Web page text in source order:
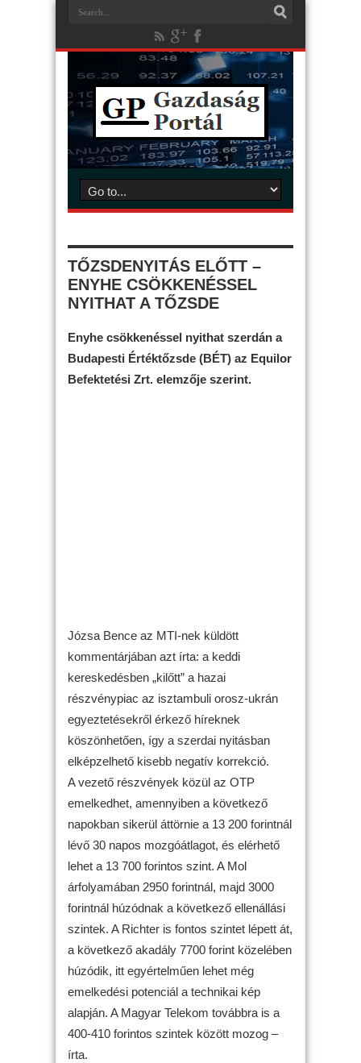
TŐZSDENYITÁS ELŐTT –
ENYHE CSÖKKENÉSSEL
NYITHAT A TŐZSDE
Enyhe csökkenéssel nyithat szerdán a
Budapesti Értéktőzsde (BÉT) az Equilor
Befektetési Zrt. elemzője szerint.
Józsa Bence az MTI-nek küldött
kommentárjában azt írta: a keddi
kereskedésben „kilőtt” a hazai
részvénypiac az isztambuli orosz-ukrán
egyeztetésekről érkező híreknek
köszönhetően, így a szerdai nyitásban
elképzelhető kisebb negatív korrekció.
A vezető részvények közül az OTP
emelkedhet, amennyiben a következő
napokban sikerül áttörnie a 13 200 forintnál
lévő 30 napos mozgóátlagot, és elérhető
lehet a 13 700 forintos szint. A Mol
árfolyamában 2950 forintnál, majd 3000
forintnál húzódnak a következő ellenállási
szintek. A Richter is fontos szintet lépett át,
a következő akadály 7700 forint közelében
húzódik, itt egyértelműen lehet még
emelkedési potenciál a technikai kép
alapján. A Magyar Telekom továbbra is a
400-410 forintos szintek között mozog –
írta.